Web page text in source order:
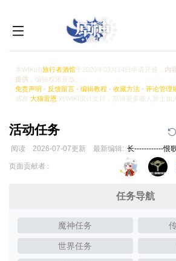
本WIKI由旅行者酒馆于2020年03月14日申请开通， 内
提供 ，编辑权限开放。
免责声明 • 反馈留言 • 编辑教程 • 收藏方法 • 评论管理
感谢 大猫雷恩 对WIKI设计支持，期待更多能人异士加
活动任务
阅读 2026-07-07更新 最新编辑: 长------------恨
跳
跳
页面贡献者 :
任务导航
魔神任务
世界任务